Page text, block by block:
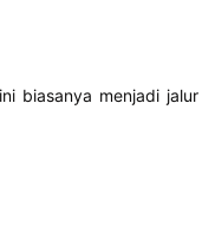
biasanya menjadi jalur